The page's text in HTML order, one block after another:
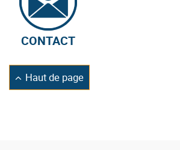
CONTACT
Retourner
en
Haut de page